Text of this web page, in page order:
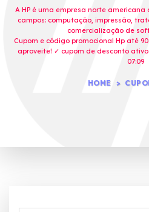
A HP é uma empresa norte
campos: computação, impressão,
comercialização de
Cupom e código promocional Hp até
aproveite! ✓ cupom de desconto
07:09
HOME